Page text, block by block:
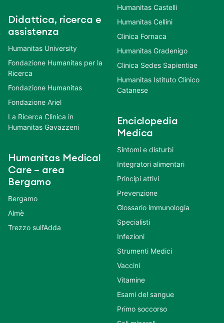
Didattica, ricerca e
assistenza
Humanitas University
Fondazione Humanitas per la
Ricerca
Fondazione Humanitas
Fondazione Ariel
La Ricerca Clinica in
Humanitas Gavazzeni
Humanitas Medical
Care – area
Bergamo
Bergamo
Almè
Trezzo sull’Adda
Humanitas Castelli
Humanitas Cellini
Clinica Fornaca
Humanitas Gradenigo
Clinica Sedes Sapientiae
Humanitas Istituto Clinico
Catanese
Enciclopedia
Medica
Sintomi e disturbi
Integratori alimentari
Principi attivi
Prevenzione
Glossario immunologia
Specialisti
Infezioni
Strumenti Medici
Vaccini
Vitamine
Esami del sangue
Primo soccorso